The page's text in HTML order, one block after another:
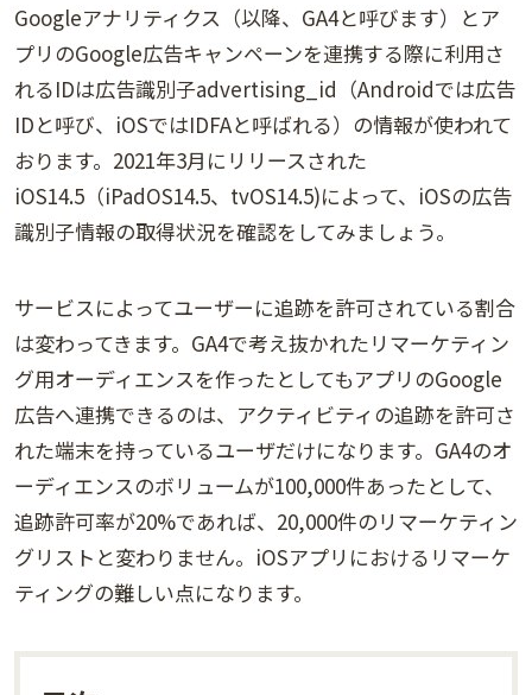
Googleアナリティクス（以降、GA4と呼びます）とア
プリのGoogle広告キャンペーンを連携する際に利用さ
れるIDは広告識別子advertising_id（Androidでは広告
IDと呼び、iOSではIDFAと呼ばれる）の情報が使われて
おります。2021年3月にリリースされた
iOS14.5（iPadOS14.5、tvOS14.5)によって、iOSの広告
識別子情報の取得状況を確認をしてみましょう。
サービスによってユーザーに追跡を許可されている割合
は変わってきます。GA4で考え抜かれたリマーケティン
グ用オーディエンスを作ったとしてもアプリのGoogle
広告へ連携できるのは、アクティビティの追跡を許可さ
れた端末を持っているユーザだけになります。GA4のオ
ーディエンスのボリュームが100,000件あったとして、
追跡許可率が20%であれば、20,000件のリマーケティン
グリストと変わりません。iOSアプリにおけるリマーケ
ティングの難しい点になります。